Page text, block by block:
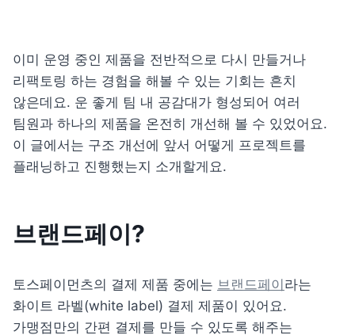
이미 운영 중인 제품을 전반적으로 다시 만들거나
리팩토링 하는 경험을 해볼 수 있는 기회는 흔치
않은데요. 운 좋게 팀 내 공감대가 형성되어 여러
팀원과 하나의 제품을 온전히 개선해 볼 수 있었어요.
이 글에서는 구조 개선에 앞서 어떻게 프로젝트를
플래닝하고 진행했는지 소개할게요.
브랜드페이?
토스페이먼츠의 결제 제품 중에는 브랜드페이 라는
화이트 라벨(white label) 결제 제품이 있어요.
가맹점만의 간편 결제를 만들 수 있도록 해주는